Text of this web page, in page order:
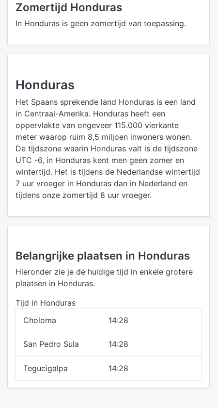
Zomertijd Honduras
In Honduras is geen zomertijd van toepassing.
Honduras
Het Spaans sprekende land Honduras is een land
in Centraal-Amerika. Honduras heeft een
oppervlakte van ongeveer 115.000 vierkante
meter waarop ruim 8,5 miljoen inwoners wonen.
De tijdszone waarin Honduras valt is de tijdszone
UTC -6, in Honduras kent men geen zomer en
wintertijd. Het is tijdens de Nederlandse wintertijd
7 uur vroeger in Honduras dan in Nederland en
tijdens onze zomertijd 8 uur vroeger.
Belangrijke plaatsen in Honduras
Hieronder zie je de huidige tijd in enkele grotere
plaatsen in Honduras.
Tijd in Honduras
Choloma
14:28
San Pedro Sula 14:28
Tegucigalpa 14:28